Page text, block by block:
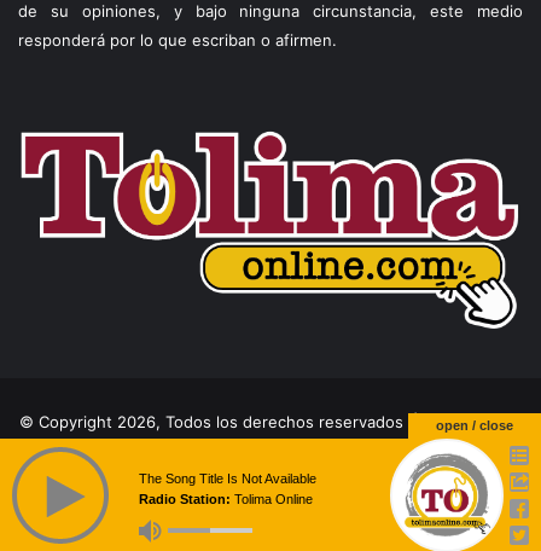
de su opiniones, y bajo ninguna circunstancia, este medio
responderá por lo que escriban o afirmen.
© Copyright 2026, Todos los derechos reservados |
Theme by
open / close
The Song Title Is Not Available
Radio Station: Tolima Online